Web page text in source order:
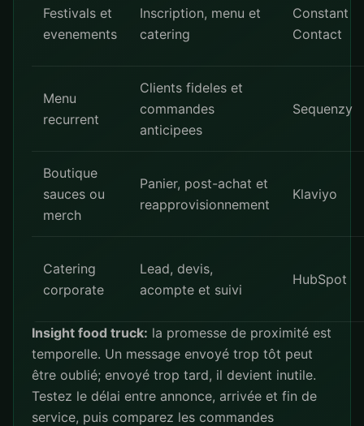
Festivals et
evenements
Inscription, menu et
catering
Constant
Contact
Menu
recurrent
Clients fideles et
commandes
anticipees
Sequenzy
Boutique
sauces ou
merch
Panier, post-achat et
reapprovisionnement
Klaviyo
Catering
corporate
Lead, devis,
acompte et suivi
HubSpot
Insight food truck: la promesse de proximité est
temporelle. Un message envoyé trop tôt peut
être oublié; envoyé trop tard, il devient inutile.
Testez le délai entre annonce, arrivée et fin de
service, puis comparez les commandes